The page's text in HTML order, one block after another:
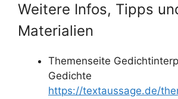
Weitere Infos, Tipps
Materialien
Themenseite
Gedichte
https://textaussage.de/